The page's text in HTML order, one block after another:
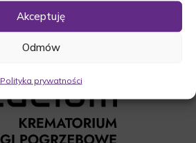
Akceptuję
Odmów
Polityka prywatności